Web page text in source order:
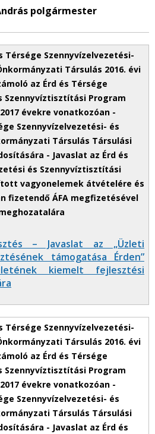
polgármester
– Javaslat az „Üzleti
támogatása Érden”
kiemelt fejlesztési